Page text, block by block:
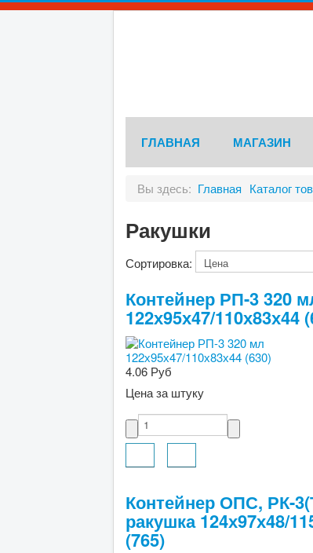
ГЛАВНАЯ МАГАЗИН
Вы здесь: Главная Каталог
Ракушки
Сортировка:
Контейнер РП-3 320
122х95х47/110х83х44
4.06 Руб
Цена за штуку
Контейнер ОПС, РК-
ракушка 124х97х48/
(765)